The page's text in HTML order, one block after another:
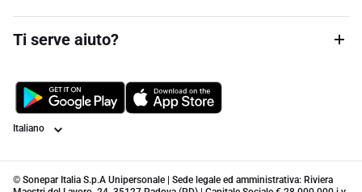
Ti serve aiuto?
Lingua
© Sonepar Italia S.p.A Unipersonale | Sede legale ed amministrativa: Riviera